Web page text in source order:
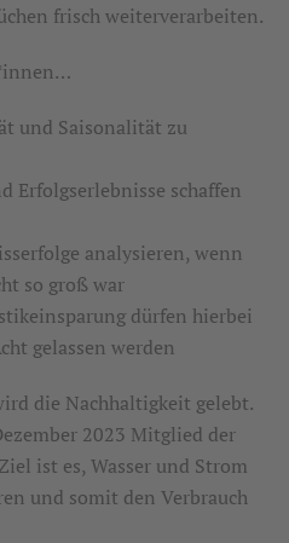
frisch weiterverarbeiten.
und Saisonalität zu
Erfolgserlebnisse schaffen
analysieren, wenn
so groß war
dürfen hierbei
gelassen werden
die Nachhaltigkeit gelebt.
2023 Mitglied der
ist es, Wasser und Strom
und somit den Verbrauch